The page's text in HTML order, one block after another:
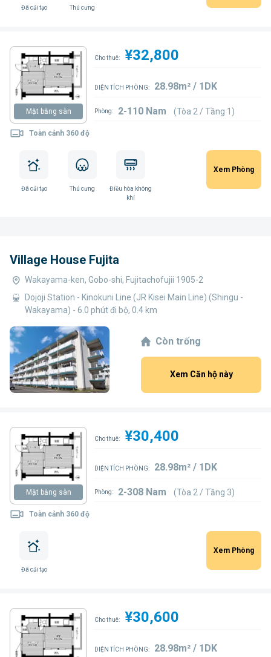
Đã cải tạo Thú cưng
Mặt bằng sàn
Toàn cảnh 360 độ
Cho thuê: ¥32,800
DIỆN TÍCH PHÒNG: 28.98m² / 1DK
Phòng: 2-110 Nam (Tòa 2 / Tầng 1)
Đã cải tạo Thú cưng
Điều hòa không
khí
Xem Phòng
Village House Fujita
Wakayama-ken, Gobo-shi, Fujitachofujii 1905-2
Dojoji Station - Kinokuni Line (JR Kisei Main Line) (Shingu -
Wakayama) - 6.0 phút đi bộ, 0.4 km
Còn trống
Xem Căn hộ này
Mặt bằng sàn
Toàn cảnh 360 độ
Cho thuê: ¥30,400
DIỆN TÍCH PHÒNG: 28.98m² / 1DK
Phòng: 2-308 Nam (Tòa 2 / Tầng 3)
Đã cải tạo
Xem Phòng
Cho thuê: ¥30,600
DIỆN TÍCH PHÒNG: 28.98m² / 1DK